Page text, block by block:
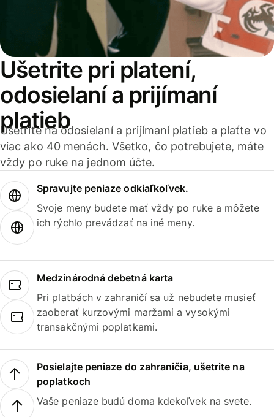
Ušetrite pri platení,
odosielaní a prijímaní
platieb
Ušetrite na odosielaní a prijímaní platieb a plaťte vo
viac ako 40 menách. Všetko, čo potrebujete, máte
vždy po ruke na jednom účte.
Spravujte peniaze odkiaľkoľvek.
Svoje meny budete mať vždy po ruke a môžete
ich rýchlo prevádzať na iné meny.
Medzinárodná debetná karta
Pri platbách v zahraničí sa už nebudete musieť
zaoberať kurzovými maržami a vysokými
transakčnými poplatkami.
Posielajte peniaze do zahraničia, ušetrite na
poplatkoch
Vaše peniaze budú doma kdekoľvek na svete.